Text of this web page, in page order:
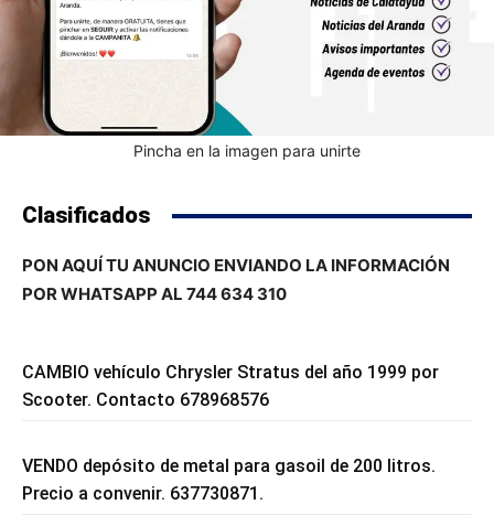
Pincha en la imagen para unirte
Clasificados
PON AQUÍ TU ANUNCIO ENVIANDO LA INFORMACIÓN
POR WHATSAPP AL 744 634 310
CAMBIO vehículo Chrysler Stratus del año 1999 por
Scooter. Contacto 678968576
VENDO depósito de metal para gasoil de 200 litros.
Precio a convenir. 637730871.